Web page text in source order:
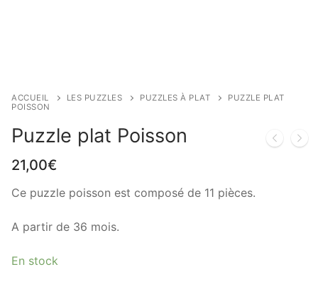
ACCUEIL LES PUZZLES PUZZLES À PLAT
PUZZLE PLAT
POISSON
Puzzle plat Poisson
21,00€
Ce puzzle poisson est composé de 11 pièces.
A partir de 36 mois.
En stock